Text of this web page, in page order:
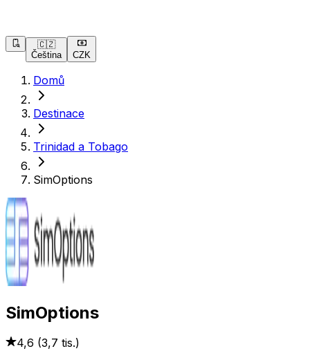
🇨🇿
Čeština
CZK
Domů
Destinace
Trinidad a Tobago
SimOptions
SimOptions
4,6 (3,7 tis.)